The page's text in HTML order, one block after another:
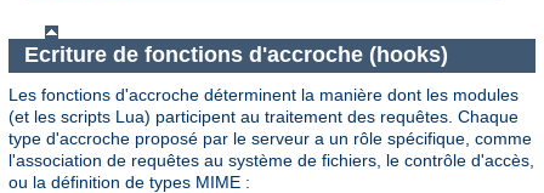
Ecriture de fonctions d'accroche (hooks)
Les fonctions d'accroche déterminent la manière dont les modules
(et les scripts Lua) participent au traitement des requêtes. Chaque
type d'accroche proposé par le serveur a un rôle spécifique, comme
l'association de requêtes au système de fichiers, le contrôle d'accès,
ou la définition de types MIME :